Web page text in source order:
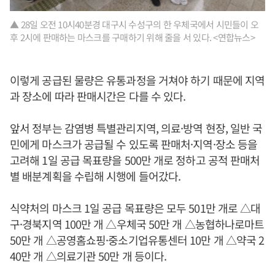
▲ 28일 오전 10시40분경 대구시 수성구의 한 우체국에서 시민들이 오
후 2시에 판매하는 마스크를 구매하기 위해 줄을 서 있다. <연합뉴스>
이렇게 공급된 물량은 유통과정을 거쳐야 하기 때문에 지역
과 장소에 따라 판매시간은 다를 수 있다.
앞서 정부는 감염병 특별관리지역, 의료·방역 현장, 일반 국
민에게 마스크가 공급될 수 있도록 판매처·지역·장소 등을
고려해 1일 공급 목표량을 500만 개로 정하고 공적 판매처
별 배분계획을 수립해 시행에 들어갔다.
식약처의 마스크 1일 공급 목표량은 모두 501만 개로 △대
구·경북지역 100만 개 △우체국 50만 개 △농협하나로마트
50만 개 △공영홈쇼핑·중소기업유통센터 10만 개 △약국 2
40만 개 △의료기관 50만 개 등이다.